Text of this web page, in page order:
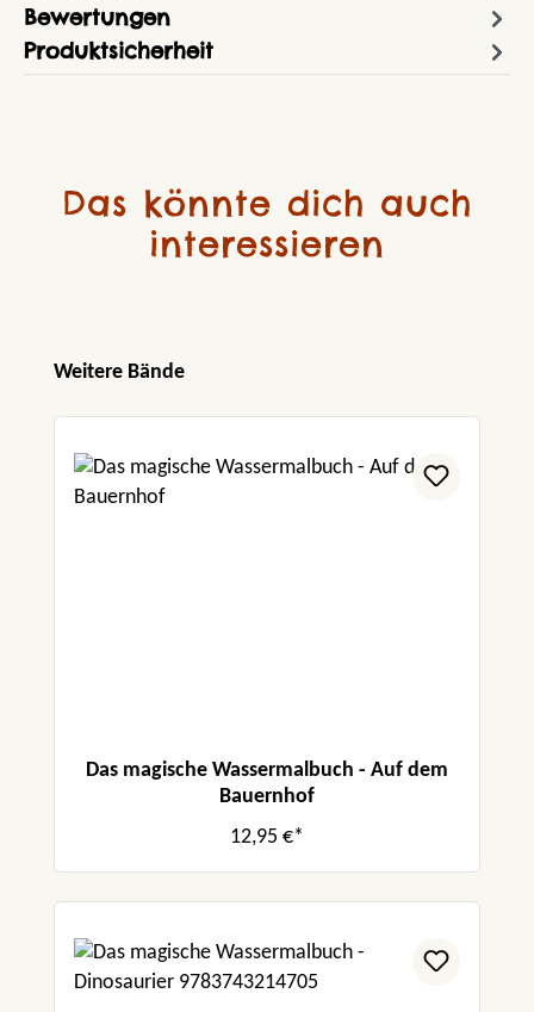
Bewertungen
Produktsicherheit
Das könnte dich auch
interessieren
Produktgalerie überspringen
Weitere Bände
Das magische Wassermalbuch - Auf dem
Bauernhof
12,95 €*